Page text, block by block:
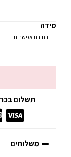
מידה
תשלום בכרטיס
משלוחים